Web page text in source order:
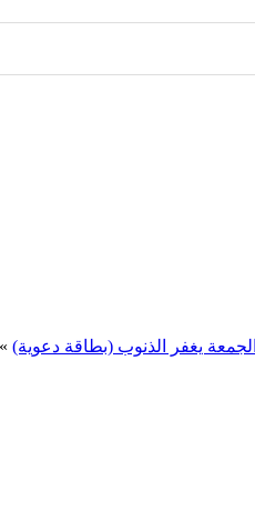
يغفر الذنوب (بطاقة دعوية) »